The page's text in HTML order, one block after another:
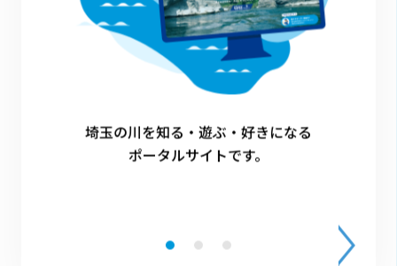
一覧に戻る
埼玉の川を知る・遊ぶ・好きになる
ポータルサイトです。